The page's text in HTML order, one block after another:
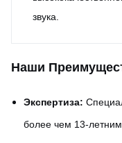
звука.
Наши
Экспертиза:
более чем 13-